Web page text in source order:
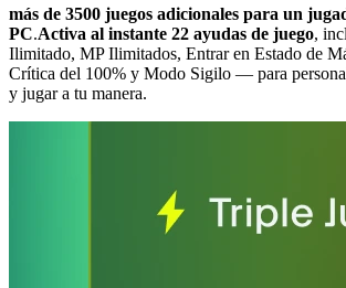
más de 3500 juegos adicionales para un
PC.Activa al instante 22 ayudas de juego,
Ilimitado, MP Ilimitados, Entrar en Estado de
Crítica del 100% y Modo Sigilo — para
y jugar a tu manera.